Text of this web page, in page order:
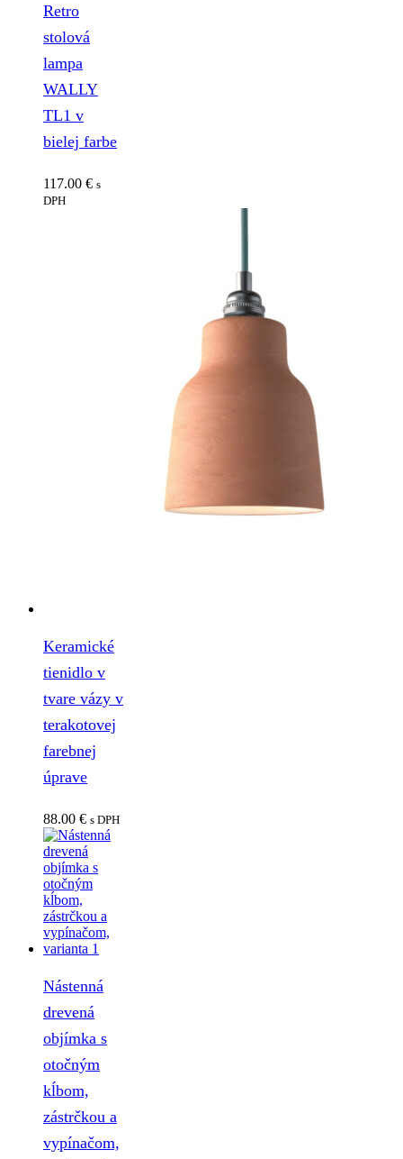
Retro
stolová
lampa
WALLY
TL1 v
bielej farbe
117.00 € s
DPH
Keramické
tienidlo v
tvare vázy v
terakotovej
farebnej
úprave
88.00 € s DPH
Nástenná
drevená
objímka s
otočným
kĺbom,
zástrčkou a
vypínačom,